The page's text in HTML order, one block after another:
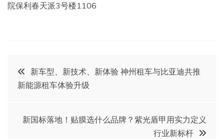
院保利春天派3号楼1106
文
章
导
新车型、新技术、新体验 神州租车与比亚迪共推
新能源租车体验升级
新国标落地！贴膜选什么品牌？紫光盾甲用实力定义
行业新标杆